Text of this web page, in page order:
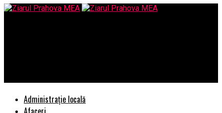
Administrație locală